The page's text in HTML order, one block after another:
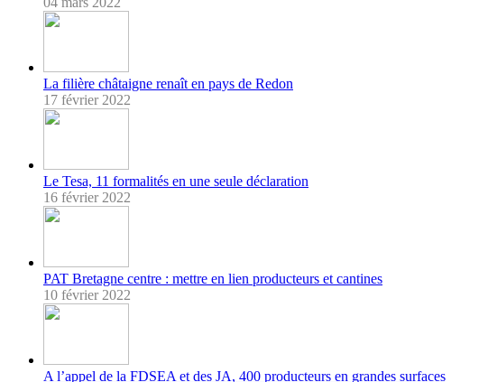
La filière châtaigne renaît en pays de Redon
17 février 2022
Le Tesa, 11 formalités en une seule déclaration
16 février 2022
PAT Bretagne centre : mettre en lien producteurs et cantines
10 février 2022
A l’appel de la FDSEA et des JA, 400 producteurs en grandes surfaces